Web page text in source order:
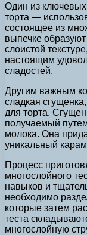
Один из ключевых
торта —
состоящее из
выпечке
слоистой
настоящим
сладостей.
Другим важным
сладкая
для торта.
получаемый
молока. Она
уникальный
Процесс
многослойного
навыков и
необходимо
которые затем
теста
многослойную